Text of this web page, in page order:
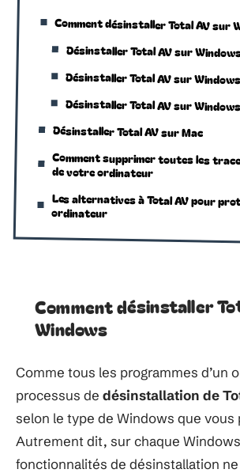
Comment désinstaller Total AV sur
Désinstaller Total AV sur
Désinstaller Total AV sur
Désinstaller Total AV sur
Désinstaller Total AV sur Mac
Comment supprimer toutes les
de votre ordinateur
Les alternatives à Total AV pour
ordinateur
Comment désinstaller
Windows
Comme tous les programmes d’un
processus de désinstallation de
selon le type de Windows que vous
Autrement dit, sur chaque
fonctionnalités de désinstallation